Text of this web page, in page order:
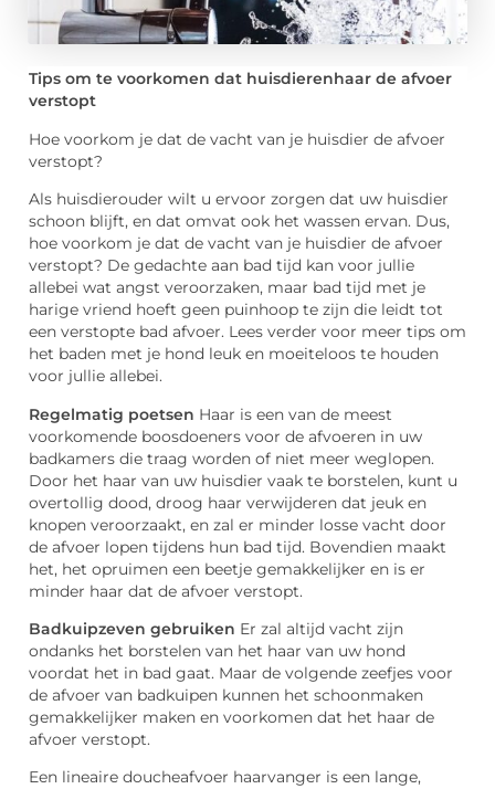
Tips om te voorkomen dat huisdierenhaar de afvoer
verstopt
Hoe voorkom je dat de vacht van je huisdier de afvoer
verstopt?
Als huisdierouder wilt u ervoor zorgen dat uw huisdier
schoon blijft, en dat omvat ook het wassen ervan. Dus,
hoe voorkom je dat de vacht van je huisdier de afvoer
verstopt? De gedachte aan bad tijd kan voor jullie
allebei wat angst veroorzaken, maar bad tijd met je
harige vriend hoeft geen puinhoop te zijn die leidt tot
een verstopte bad afvoer. Lees verder voor meer tips om
het baden met je hond leuk en moeiteloos te houden
voor jullie allebei.
Regelmatig poetsen Haar is een van de meest
voorkomende boosdoeners voor de afvoeren in uw
badkamers die traag worden of niet meer weglopen.
Door het haar van uw huisdier vaak te borstelen, kunt u
overtollig dood, droog haar verwijderen dat jeuk en
knopen veroorzaakt, en zal er minder losse vacht door
de afvoer lopen tijdens hun bad tijd. Bovendien maakt
het, het opruimen een beetje gemakkelijker en is er
minder haar dat de afvoer verstopt.
Badkuipzeven gebruiken Er zal altijd vacht zijn
ondanks het borstelen van het haar van uw hond
voordat het in bad gaat. Maar de volgende zeefjes voor
de afvoer van badkuipen kunnen het schoonmaken
gemakkelijker maken en voorkomen dat het haar de
afvoer verstopt.
Een lineaire doucheafvoer haarvanger is een lange,